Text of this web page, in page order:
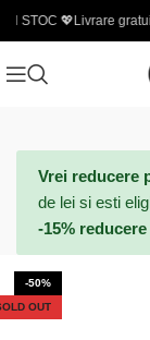
Livrare gratuita la
Vrei reducere
de lei si esti
-15%
-50%
OUT